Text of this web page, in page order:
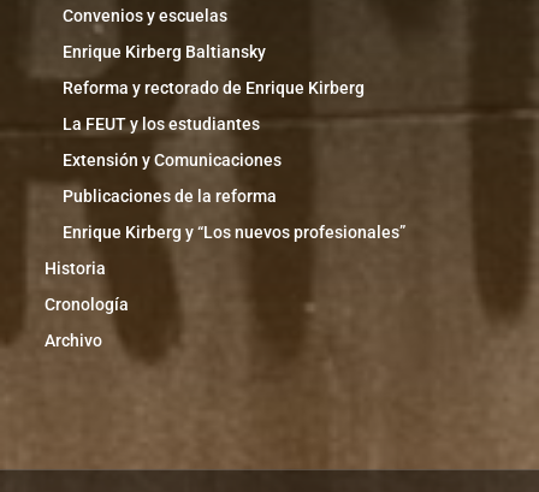
Convenios y escuelas
Enrique Kirberg Baltiansky
Reforma y rectorado de Enrique Kirberg
La FEUT y los estudiantes
Extensión y Comunicaciones
Publicaciones de la reforma
Enrique Kirberg y “Los nuevos profesionales”
Historia
Cronología
Archivo